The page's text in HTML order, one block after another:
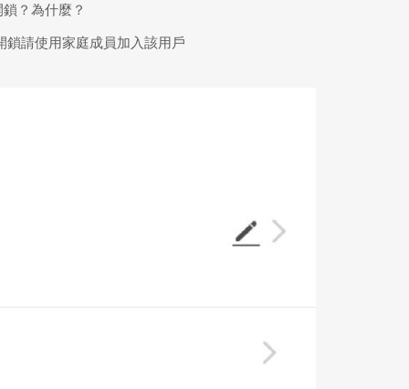
？為什麼？
鎖請使用家庭成員加入該用戶